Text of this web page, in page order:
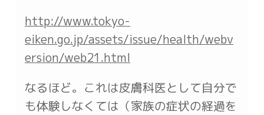
http://www.tokyo-
eiken.go.jp/assets/issue/health/webv
ersion/web21.html
なるほど。これは皮膚科医として自分で
も体験しなくては（家族の症状の経過を